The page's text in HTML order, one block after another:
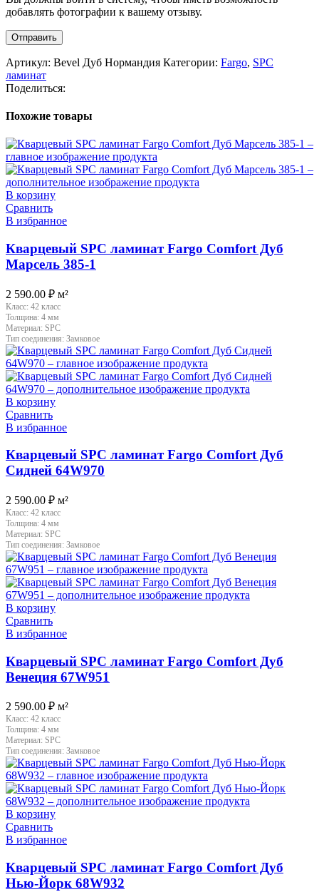
добавлять фотографии к вашему отзыву.
Артикул: Bevel Дуб Нормандия Категории: Fargo, SPC
ламинат
Поделиться:
Похожие товары
В корзину
Сравнить
В избранное
Кварцевый SPC ламинат Fargo Comfort Дуб
Марсель 385-1
2 590.00 ₽ м²
Класс: 42 класс
Толщина: 4 мм
Материал: SPC
Тип соединения: Замковое
В корзину
Сравнить
В избранное
Кварцевый SPC ламинат Fargo Comfort Дуб
Сидней 64W970
2 590.00 ₽ м²
Класс: 42 класс
Толщина: 4 мм
Материал: SPC
Тип соединения: Замковое
В корзину
Сравнить
В избранное
Кварцевый SPC ламинат Fargo Comfort Дуб
Венеция 67W951
2 590.00 ₽ м²
Класс: 42 класс
Толщина: 4 мм
Материал: SPC
Тип соединения: Замковое
В корзину
Сравнить
В избранное
Кварцевый SPC ламинат Fargo Comfort Дуб
Нью-Йорк 68W932